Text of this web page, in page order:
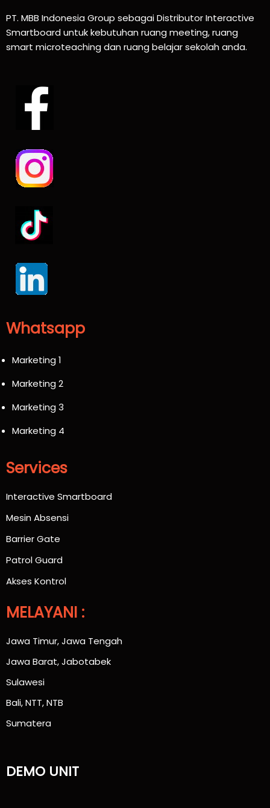
PT. MBB Indonesia Group sebagai Distributor Interactive
Smartboard untuk kebutuhan ruang meeting, ruang
smart microteaching dan ruang belajar sekolah anda.
Whatsapp
Marketing 1
Marketing 2
Marketing 3
Marketing 4
Services
Interactive Smartboard
Mesin Absensi
Barrier Gate
Patrol Guard
Akses Kontrol
MELAYANI :
Jawa Timur, Jawa Tengah
Jawa Barat, Jabotabek
Sulawesi
Bali, NTT, NTB
Sumatera
DEMO UNIT